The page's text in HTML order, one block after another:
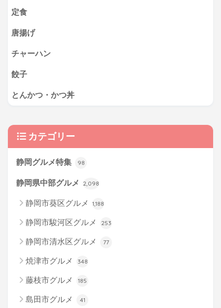
定食
唐揚げ
チャーハン
餃子
とんかつ・かつ丼
カテゴリー
静岡グルメ特集 98
静岡県中部グルメ 2,098
静岡市葵区グルメ 1,188
静岡市駿河区グルメ 253
静岡市清水区グルメ 77
焼津市グルメ 348
藤枝市グルメ 185
島田市グルメ 41